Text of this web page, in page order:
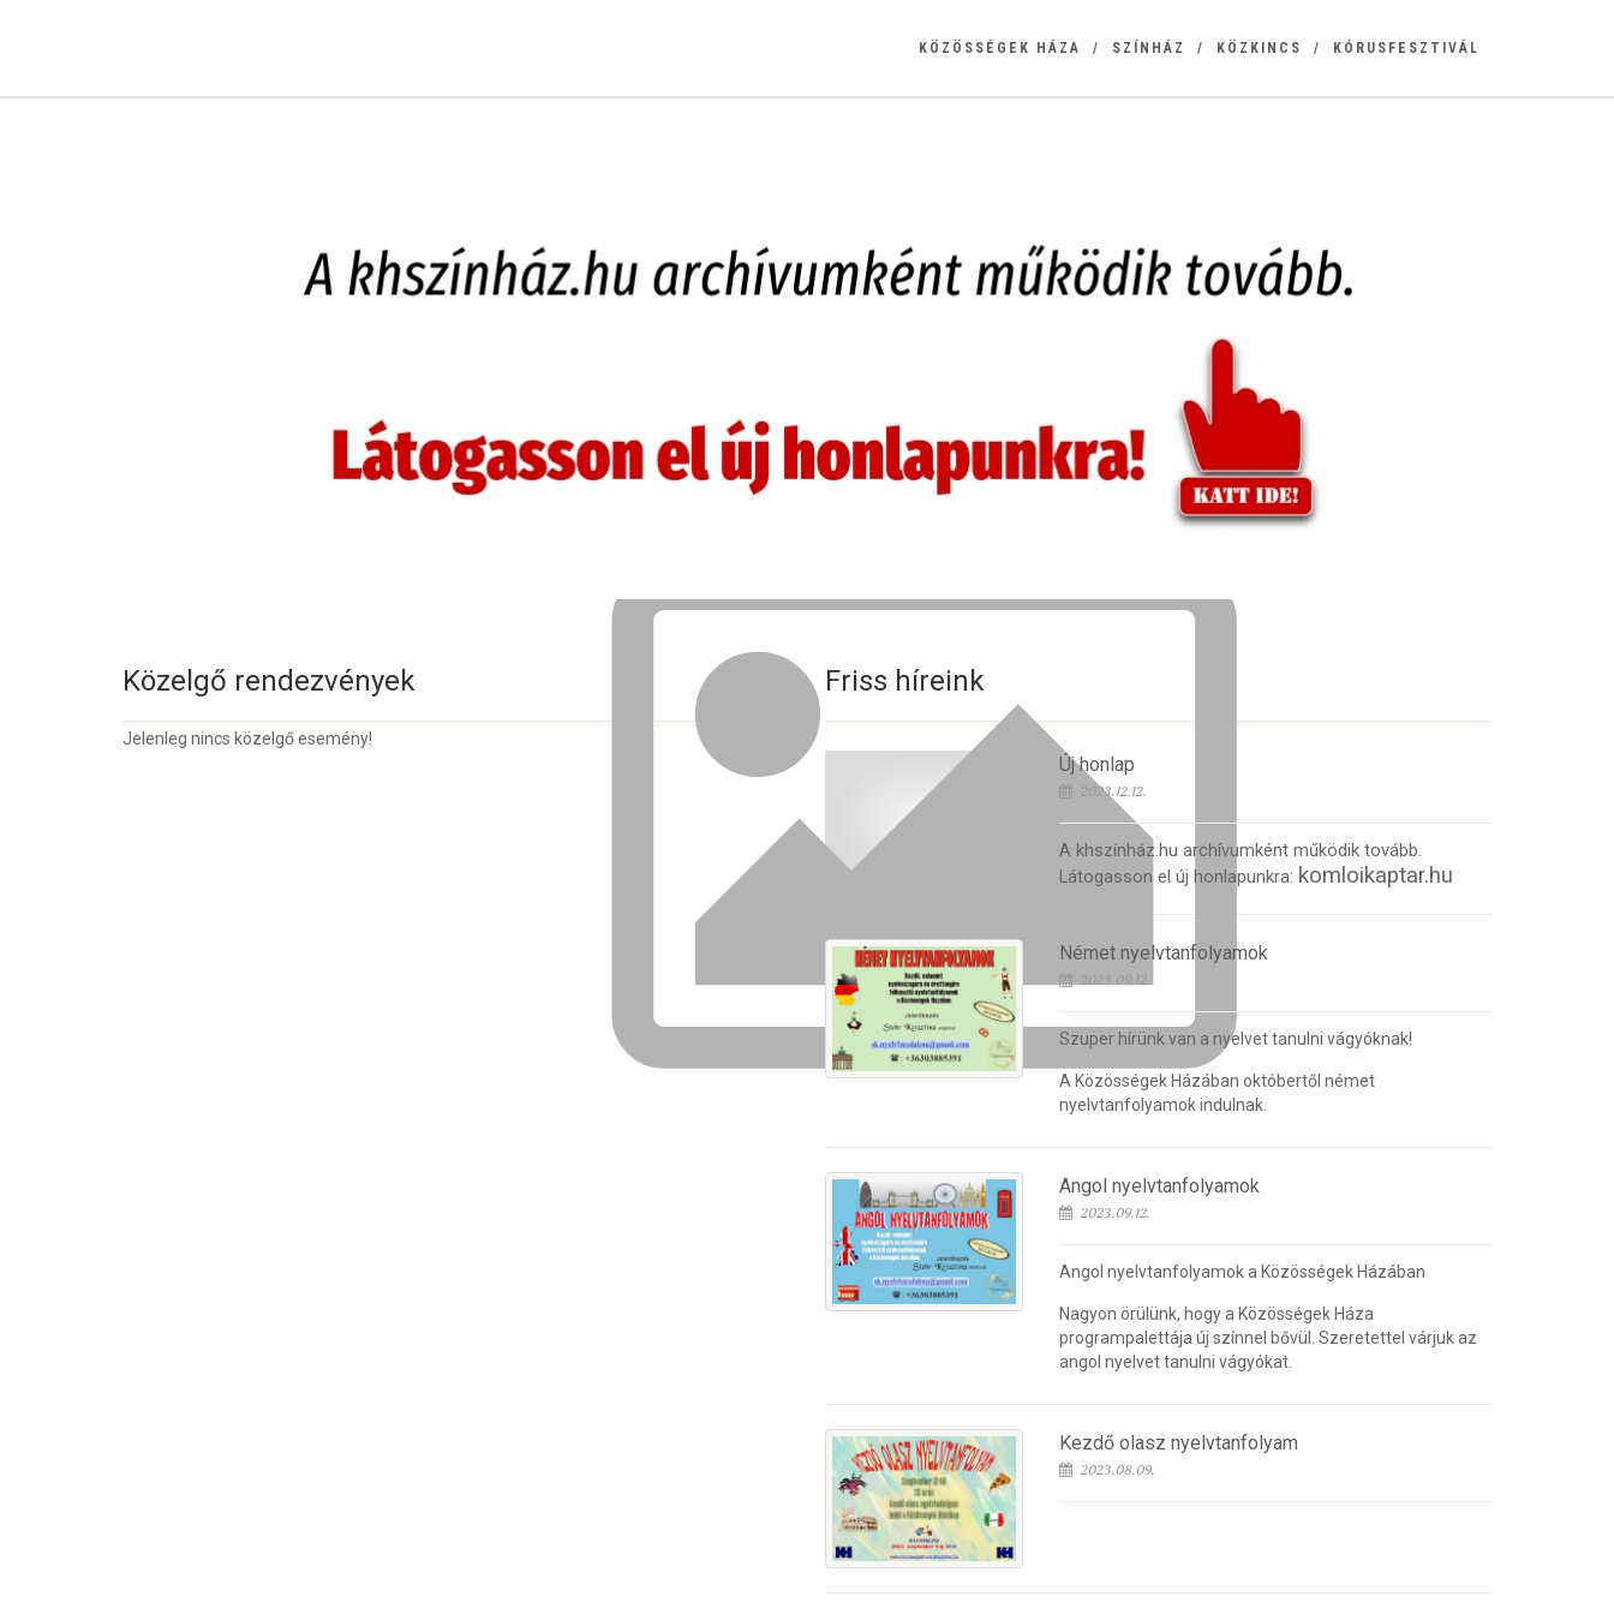
KÖZÖSSÉGEK HÁZA SZÍNHÁZ KÖZKINCS KÓRUSFESZTIVÁL
Közelgő rendezvények
Jelenleg nincs közelgő esemény!
Friss híreink
Új honlap
2023.12.12.
A khszínház.hu archívumként működik tovább.
Látogasson el új honlapunkra: komloikaptar.hu
Német nyelvtanfolyamok
2023.09.12.
Szuper hírünk van a nyelvet tanulni vágyóknak!
A Közösségek Házában októbertől német
nyelvtanfolyamok indulnak.
Angol nyelvtanfolyamok
2023.09.12.
Angol nyelvtanfolyamok a Közösségek Házában
Nagyon örülünk, hogy a Közösségek Háza
programpalettája új színnel bővül. Szeretettel várjuk az
angol nyelvet tanulni vágyókat.
Kezdő olasz nyelvtanfolyam
2023.08.09.